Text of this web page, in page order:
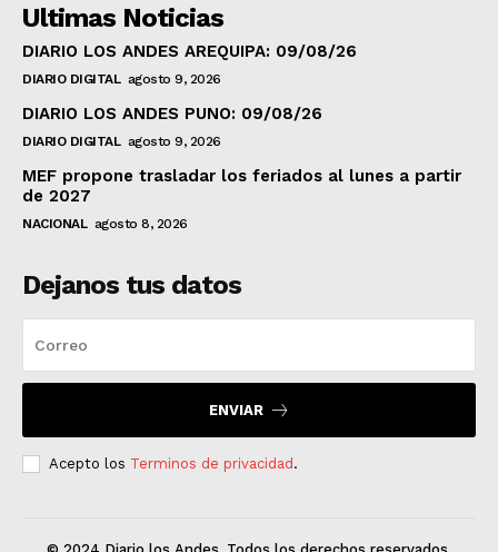
Ultimas Noticias
DIARIO LOS ANDES AREQUIPA: 09/08/26
DIARIO DIGITAL agosto 9, 2026
DIARIO LOS ANDES PUNO: 09/08/26
DIARIO DIGITAL agosto 9, 2026
MEF propone trasladar los feriados al lunes a partir
de 2027
NACIONAL agosto 8, 2026
Dejanos tus datos
ENVIAR
Acepto los Terminos de privacidad.